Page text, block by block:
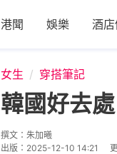
港聞 娛樂 酒
女生 穿搭筆記
韓國好去
撰文： 朱加曦
出版： 2025-12-10 14:21